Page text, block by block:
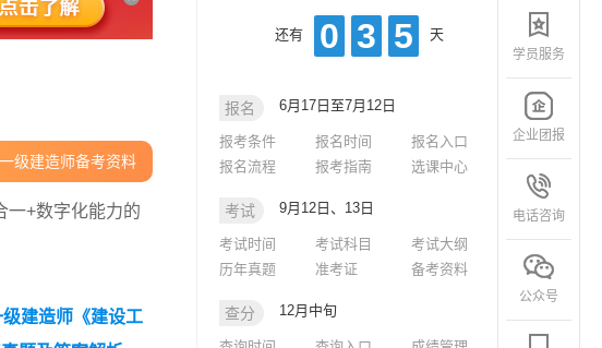
级建造师备考资料
一+数字化能力的
级建造师《建设工
还有 0 3 5 天
报名 6月17日至7月12日
报考条件 报名时间
报名入口
报名流程
报考指南 选课中心
考试 9月12日、13日
考试时间 考试科目
考试大纲
历年真题
准考证 备考资料
查分 12月中旬
学员服务
企业团报
电话咨询
公众号